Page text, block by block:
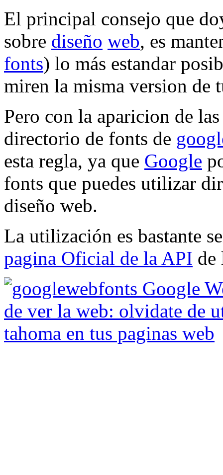
El principal consejo que
sobre diseño web, es
fonts) lo más estandar
miren la misma version de
Pero con la aparicion de
directorio de fonts de
esta regla, ya que Google
fonts que puedes utilizar
diseño web.
La utilización es bastante
pagina Oficial de la API de